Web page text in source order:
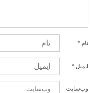
نام *
ایمیل *
وب‌سایت